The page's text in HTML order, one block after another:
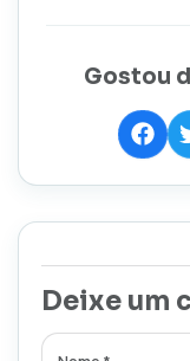
Gostou
Deixe um